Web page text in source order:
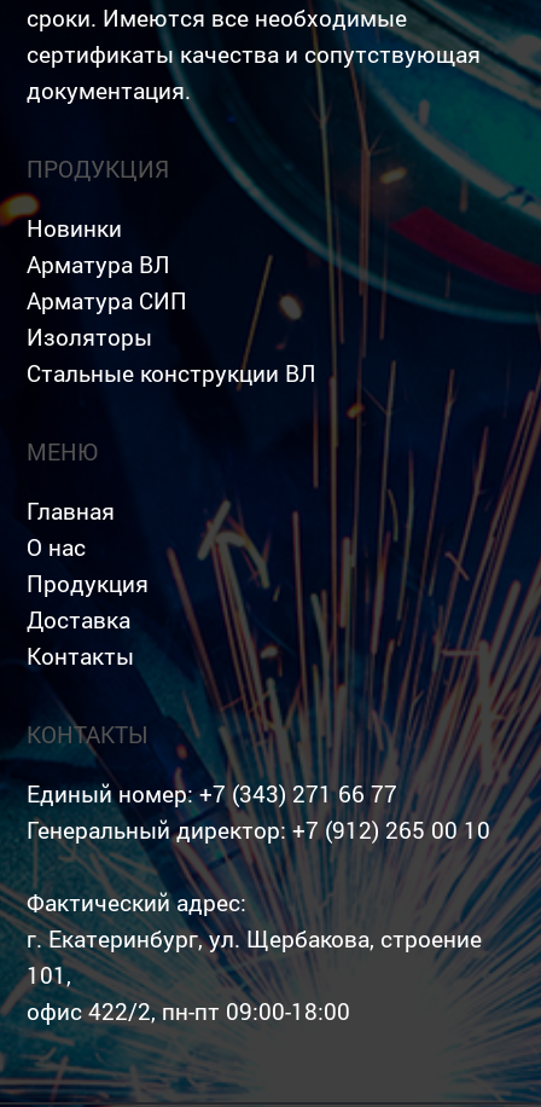
сроки. Имеются все необходимые
сертификаты качества и сопутствующая
документация.
ПРОДУКЦИЯ
Новинки
Арматура ВЛ
Арматура СИП
Изоляторы
Стальные конструкции ВЛ
МЕНЮ
Главная
О нас
Продукция
Доставка
Контакты
КОНТАКТЫ
Единый номер:+7 (343) 271 66 77
Генеральный директор:+7 (912) 265 00 10
Фактический адрес:
г. Екатеринбург, ул. Щербакова, строение
101,
офис 422/2, пн-пт 09:00-18:00